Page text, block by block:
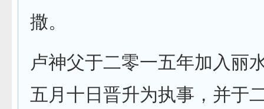
撒。
卢神父于二零一五年加入丽
五月十日晋升为执事，并于